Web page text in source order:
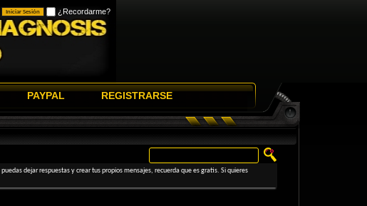
¿Recordarme?
PAYPAL REGISTRARSE
dejar respuestas y crear tus propios mensajes, recuerda que es gratis. Si quieres